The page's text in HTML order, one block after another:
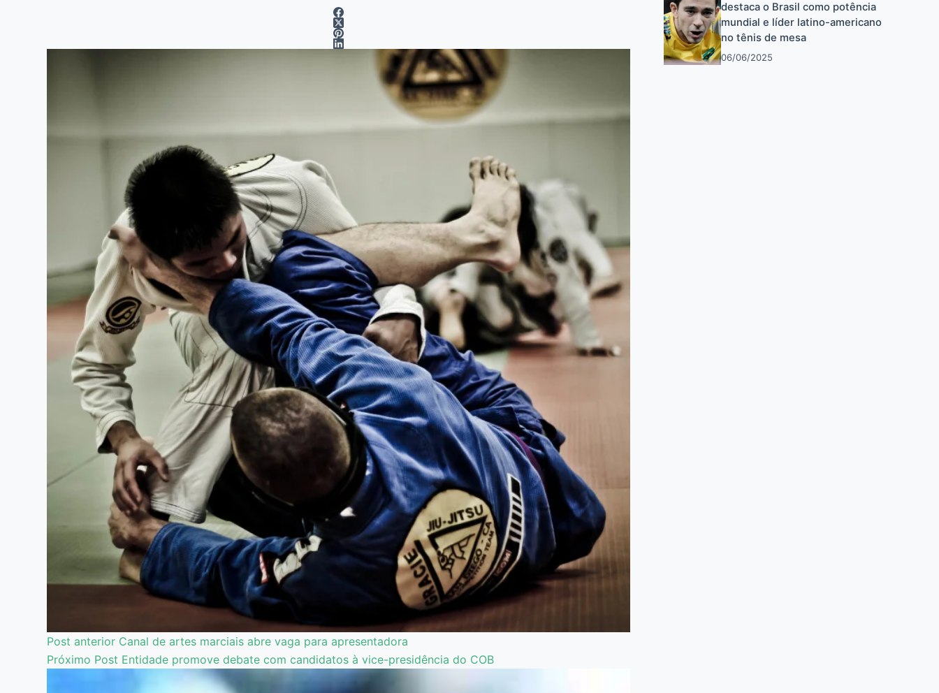
Post anterior Canal de artes marciais abre vaga para apresentadora
Próximo Post Entidade promove debate com candidatos à vice-presidência do COB
destaca o Brasil como potência
mundial e líder latino-americano
no tênis de mesa
06/06/2025